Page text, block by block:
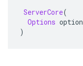
ServerCore(
Options
)